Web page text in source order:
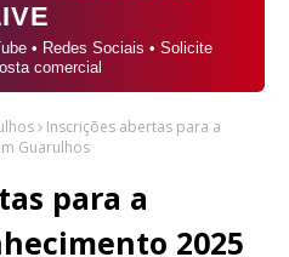
• Redes Sociais • Solicite
comercial
Inscrições abertas para a
Guarulhos
para a
2025